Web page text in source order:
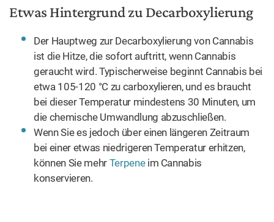
Etwas Hintergrund zu Decarboxylierung
Der Hauptweg zur Decarboxylierung von Cannabis
ist die Hitze, die sofort auftritt, wenn Cannabis
geraucht wird. Typischerweise beginnt Cannabis bei
etwa 105-120 °C zu carboxylieren, und es braucht
bei dieser Temperatur mindestens 30 Minuten, um
die chemische Umwandlung abzuschließen.
Wenn Sie es jedoch über einen längeren Zeitraum
bei einer etwas niedrigeren Temperatur erhitzen,
können Sie mehr Terpeneim Cannabis
konservieren.